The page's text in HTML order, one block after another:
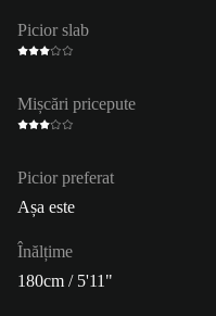
Picior slab
Mișcări pricepute
Picior preferat
Așa este
Înălțime
180cm / 5'11"